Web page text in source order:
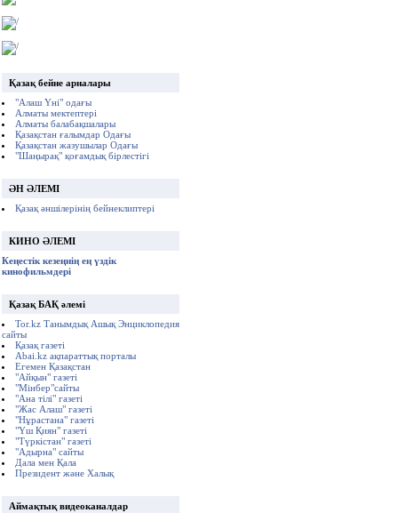
Қазақ бейне арналары
"Алаш Үні" одағы
Алматы мектептері
Алматы балабақшалары
Қазақстан ғалымдар Одағы
Қазақстан жазушылар Одағы
"Шаңырақ" қоғамдық бірлестігі
ӘН ӘЛЕМІ
Қазақ әншілерінің бейнеклиптері
КИНО ӘЛЕМІ
Кеңестік кезеңнің ең үздік
кинофильмдері
Қазақ БАҚ әлемі
Tor.kz Танымдық Ашық Энциклопедия
сайты
Қазақ газеті
Abai.kz ақпараттық порталы
Егемен Қазақстан
"Айқын" газеті
"Мінбер"сайты
"Ана тілі" газеті
"Жас Алаш" газеті
"Нұрастана" газеті
"Үш Қиян" газеті
"Түркістан" газеті
"Адырна" сайты
Дала мен Қала
Президент және Халық
Аймақтық видеоканалдар